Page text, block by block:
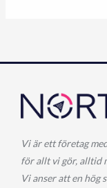
Vi är ett företag
för allt vi gör, alltid
Vi anser att en hög